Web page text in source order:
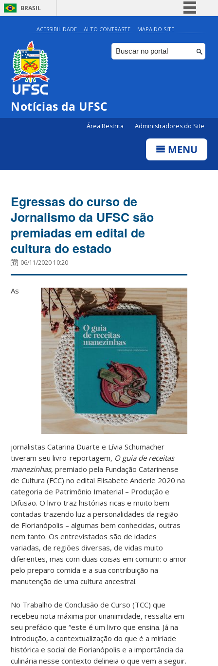
BRASIL
Simplifique!
Comunica BR
Participe
ACESSIBILIDADE ALTO CONTRASTE MAPA DO SITE
Notícias da UFSC
Área Restrita Administradores do Site
MENU
Egressas do curso de
Jornalismo da UFSC são
premiadas em edital de
cultura do estado
06/11/2020 10:20
As
jornalistas Catarina Duarte e Lívia Schumacher
tiveram seu livro-reportagem, O guia de receitas
manezinhas, premiado pela Fundação Catarinense
de Cultura (FCC) no edital Elisabete Anderle 2020 na
categoria de Patrimônio Imaterial – Produção e
Difusão. O livro traz histórias ricas e muito bem
contadas trazendo luz a personalidades da região
de Florianópolis – algumas bem conhecidas, outras
nem tanto. Os entrevistados são de idades
variadas, de regiões diversas, de vidas muito
diferentes, mas com duas coisas em comum: o amor
pelo preparo comida e a sua contribuição na
manutenção de uma cultura ancestral.
No Trabalho de Conclusão de Curso (TCC) que
recebeu nota máxima por unanimidade, ressalta em
seu prefácio que “este é um livro que ensina. Já na
introdução, a contextualização do que é a miríade
histórica e social de Florianópolis e a importância da
culinária nesse contexto delineia o que vem a seguir.